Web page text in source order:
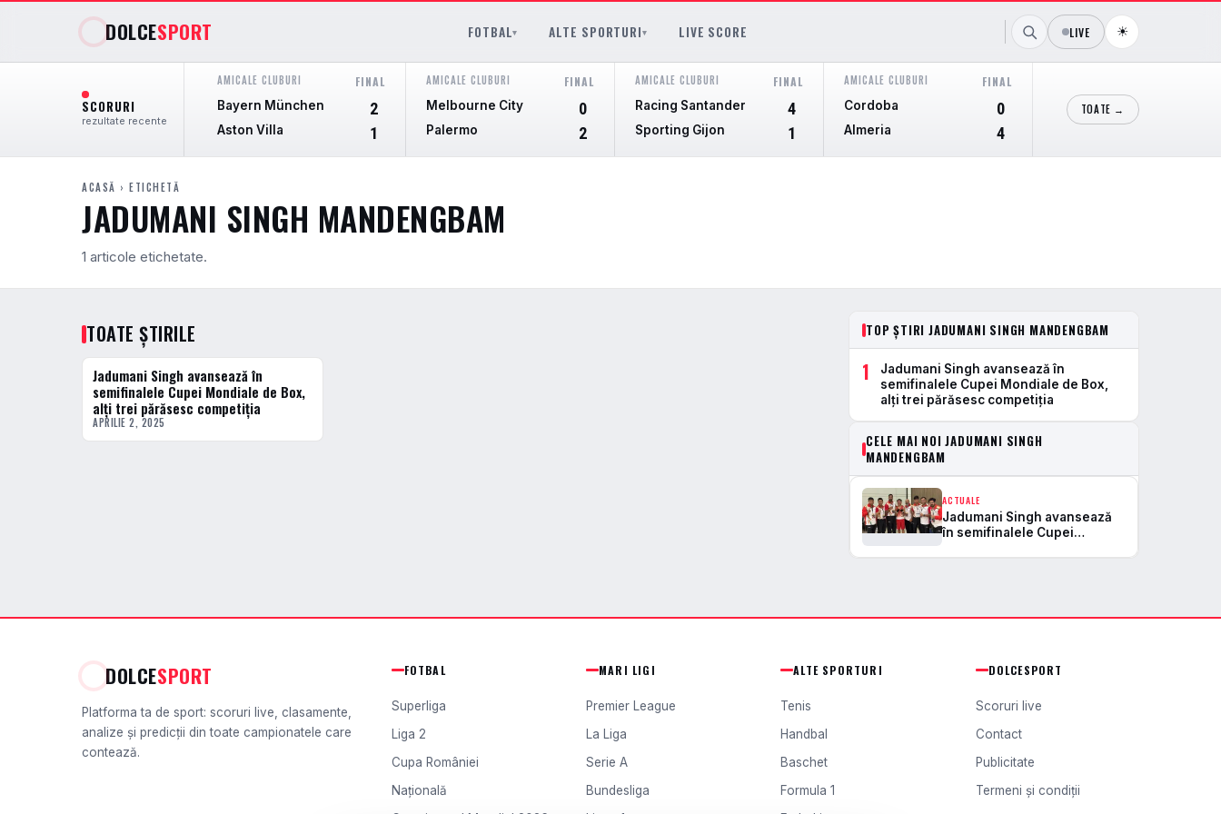
DOLCESPORT FOTBAL▾ ALTE SPORTURI▾ LIVE SCORE LIVE ☀
SCORURI
rezultate recente
AMICALE CLUBURI FINAL
Bayern München 2
Aston Villa 1
AMICALE CLUBURI FINAL
Melbourne City 0
Palermo 2
AMICALE CLUBURI FINAL
Racing Santander 4
Sporting Gijon 1
AMICALE CLUBURI FINAL
Cordoba 0
Almeria 4
Union Santa Fe
TOATE →
ACASĂ › ETICHETĂ
JADUMANI SINGH MANDENGBAM
1 articole etichetate.
TOATE ȘTIRILE
ACTUALE
Jadumani Singh avansează în
semifinalele Cupei Mondiale de Box,
alți trei părăsesc competiția
APRILIE 2, 2025
TOP ȘTIRI JADUMANI SINGH MANDENGBAM
1
Jadumani Singh avansează în
semifinalele Cupei Mondiale de Box,
alți trei părăsesc competiția
CELE MAI NOI JADUMANI SINGH
MANDENGBAM
ACTUALE
Jadumani Singh avansează
în semifinalele Cupei
DOLCESPORT
Platforma ta de sport: scoruri live, clasamente,
analize și predicții din toate campionatele care
contează.
FOTBAL
Superliga
Liga 2
Cupa României
Națională
MARI LIGI
Premier League
La Liga
Serie A
Bundesliga
ALTE SPORTURI
Tenis
Handbal
Baschet
Formula 1
DOLCESPORT
Scoruri live
Contact
Publicitate
Termeni și condiții